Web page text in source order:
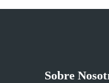
Sobre